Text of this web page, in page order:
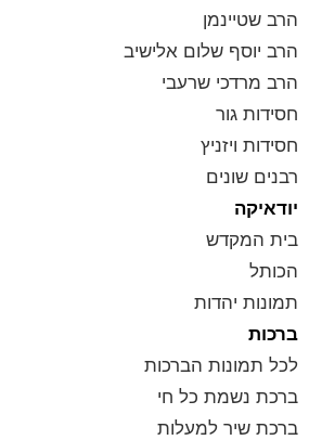
הרב שטיינמן
הרב יוסף שלום אלישיב
הרב מרדכי שרעבי
חסידות גור
חסידות ויזניץ
רבנים שונים
יודאיקה
בית המקדש
הכותל
תמונות יהדות
ברכות
לכל תמונות הברכות
ברכת נשמת כל חי
ברכת שיר למעלות